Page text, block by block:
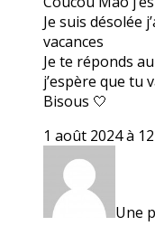
Je suis désolée
vacances
Je te réponds
j’espère que tu
Bisous 🤍
1 août 2024 à
Une